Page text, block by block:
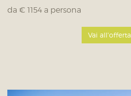
da € 1154 a persona
Vai all'offerta